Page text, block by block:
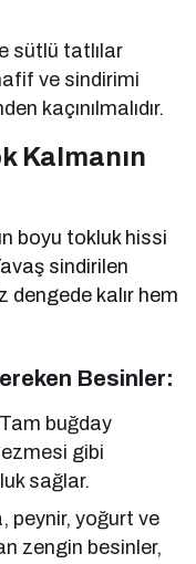
sütlü tatlılar
ve sindirimi
kaçınılmalıdır.
Kalmanın
boyu tokluk hissi
sindirilen
dengede kalır hem
Besinler:
Tam buğday
gibi
sağlar.
peynir, yoğurt ve
zengin besinler,